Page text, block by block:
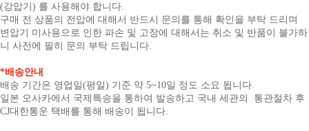
(강압기) 를 사용해야 합니다.
구매 전 상품의 전압에 대해서 반드시 문의를 통해 확인을 부탁 드리며
변압기 미사용으로 인한 파손 및 고장에 대해서는 취소 및 반품이 불가하
니 사전에 필히 문의 부탁 드립니다.
*배송안내
배송 기간은 영업일(평일) 기준 약 5~10일 정도 소요 됩니다.
일본 오사카에서 국제특송을 통하여 발송하고 국내 세관의 통관절차 후
CJ대한통운 택배를 통해 배송이 됩니다.